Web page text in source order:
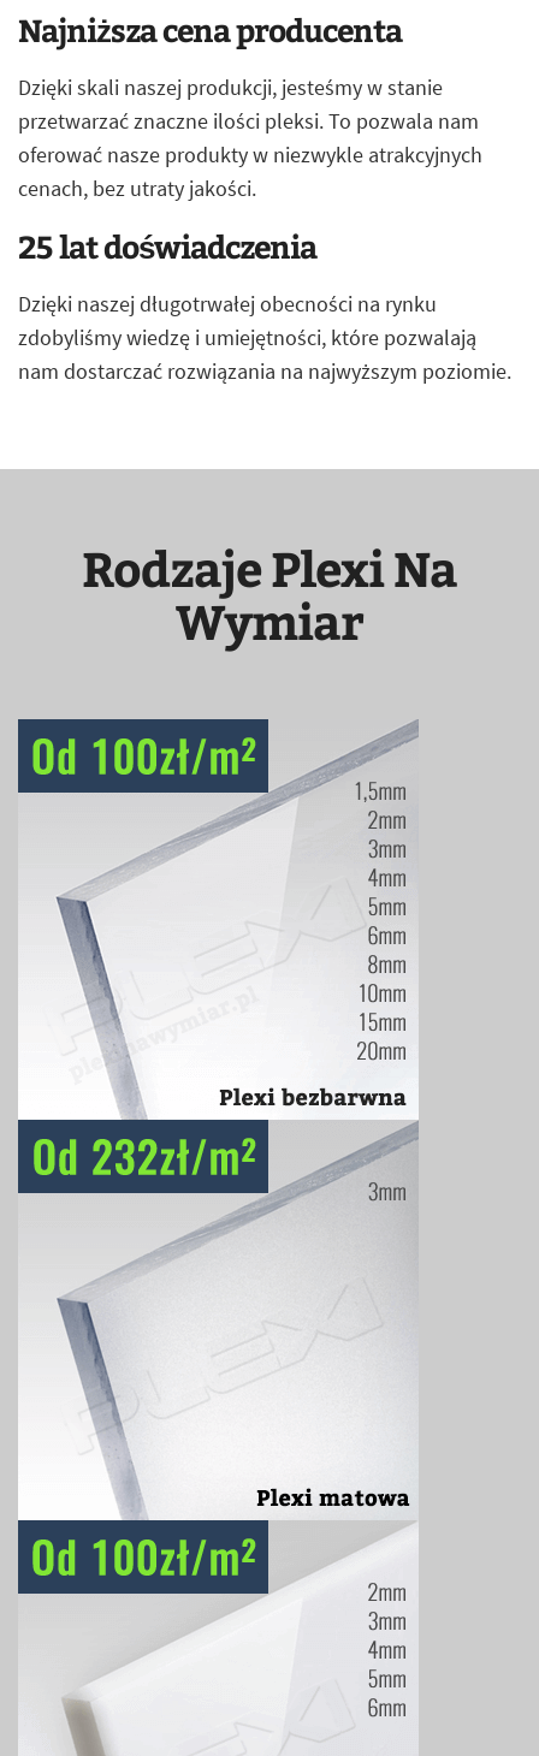
Najniższa cena producenta
Dzięki skali naszej produkcji, jesteśmy w stanie
przetwarzać znaczne ilości pleksi. To pozwala nam
oferować nasze produkty w niezwykle atrakcyjnych
cenach, bez utraty jakości.
25 lat doświadczenia
Dzięki naszej długotrwałej obecności na rynku
zdobyliśmy wiedzę i umiejętności, które pozwalają
nam dostarczać rozwiązania na najwyższym poziomie.
Rodzaje Plexi Na
Wymiar